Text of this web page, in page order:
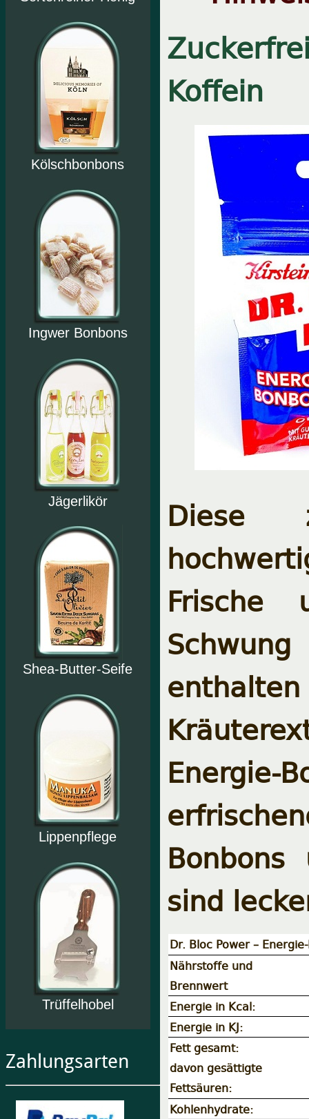
Kölschbonbons
Ingwer Bonbons
Jägerlikör
Shea-Butter-Seife
Lippenpflege
Trüffelhobel
Zahlungsarten
Koffein
Diese
Frische
sind
Dr. Bloc Power –
Nährstoffe und
Brennwert
Energie in Kcal:
Energie in KJ:
Fett gesamt:
davon gesättigte
Fettsäuren:
Kohlenhydrate: